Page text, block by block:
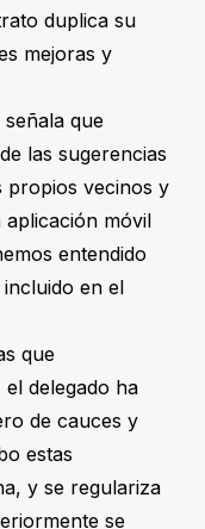
duplica su
mejoras y
que
las sugerencias
propios vecinos y
aplicación móvil
entendido
en el
que
delegado ha
de cauces y
estas
y se regulariza
se